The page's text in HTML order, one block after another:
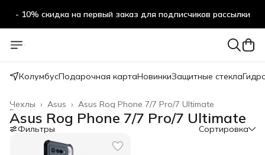
- 10% скидка на первый заказ для подписчиков рассылки
КолумбусПодарочная картаНовинкиЗащитные стекла
Asus Rog Phone 7/7 Pro/7 Ultimate
Asus ›
Чехлы ›
Главная ›
Asus Rog Phone 7/7 Pro/7 Ultimate
Фильтры Сортировка